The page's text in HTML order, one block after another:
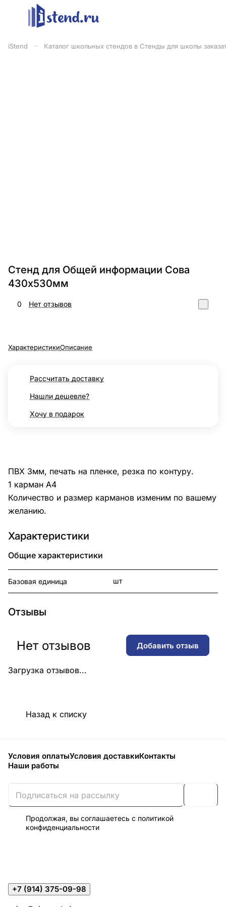
iStend Каталог школьных стендов в Стенды для школы
Стенд для Общей информации Сова
430х530мм
0 Нет отзывов
ХарактеристикиОписание
Рассчитать доставку
Нашли дешевле?
Хочу в подарок
ПВХ 3мм, печать на пленке, резка по контуру.
1 карман А4
Количество и размер карманов изменим по вашему
желанию.
Характеристики
Общие характеристики
Базовая единица шт
Отзывы
Загрузка отзывов...
Нет отзывов Добавить отзыв
Назад к списку
Условия оплатыУсловия доставкиКонтакты
Наши работы
Продолжая, вы соглашаетесь с политикой
конфиденциальности
+7 (914) 375-09-98